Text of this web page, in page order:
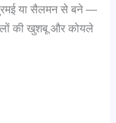
या सैलमन से बने —
की खुशबू और कोयले